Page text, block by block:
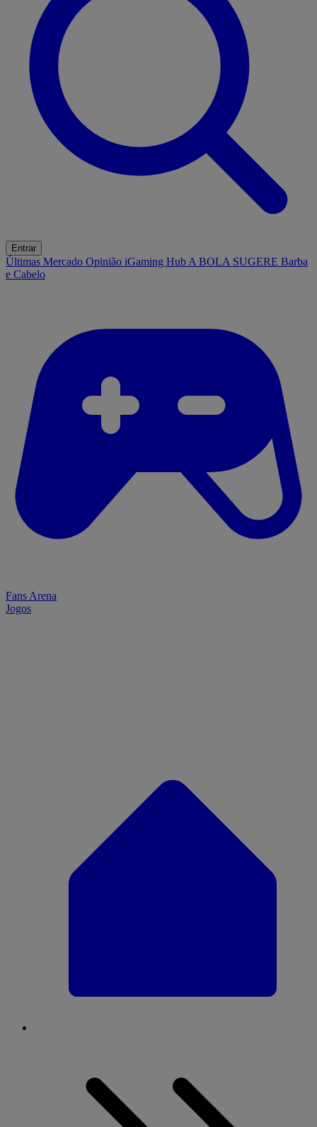
Entrar
Últimas Mercado Opinião iGaming Hub A BOLA SUGERE Barba
e Cabelo
Fans Arena
Jogos